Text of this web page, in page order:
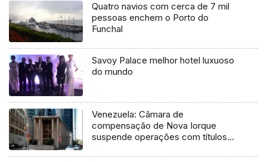
Quatro navios com cerca de 7 mil
pessoas enchem o Porto do
Funchal
Savoy Palace melhor hotel luxuoso
do mundo
Venezuela: Câmara de
compensação de Nova Iorque
suspende operações com títulos